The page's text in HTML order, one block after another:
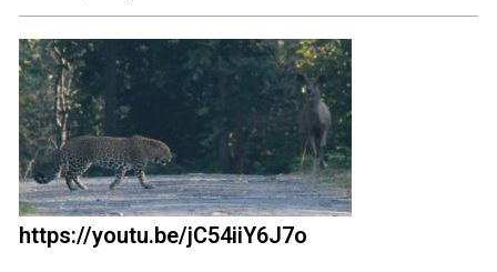
https://youtu.be/jC54iiY6J7o